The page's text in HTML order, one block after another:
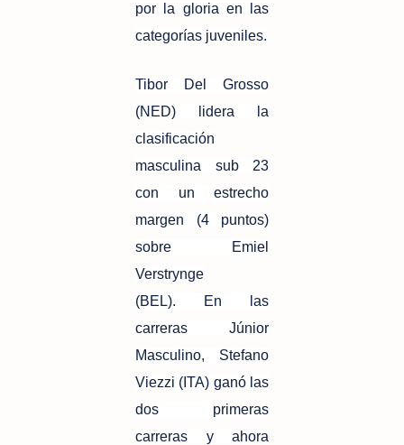
por la gloria en las
categorías juveniles.
Tibor Del Grosso
(NED) lidera la
clasificación
masculina sub 23
con un estrecho
margen (4 puntos)
sobre Emiel
Verstrynge
(BEL). En las
carreras Júnior
Masculino, Stefano
Viezzi (ITA) ganó las
dos primeras
carreras y ahora